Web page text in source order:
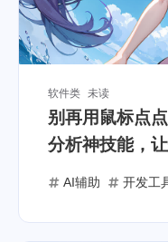
软件类 未读
别再用鼠标点
分析神技能，
AI辅助 开发工